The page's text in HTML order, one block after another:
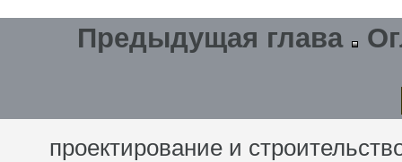
Предыдущая глава
проектирование и